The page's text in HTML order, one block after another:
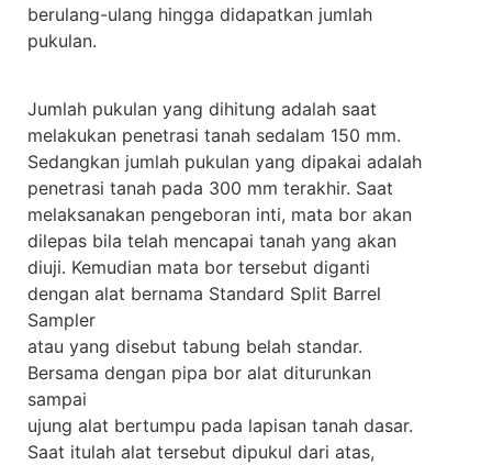
berulang-ulang hingga didapatkan jumlah
pukulan.
Jumlah pukulan yang dihitung adalah saat
melakukan penetrasi tanah sedalam 150 mm.
Sedangkan jumlah pukulan yang dipakai adalah
penetrasi tanah pada 300 mm terakhir. Saat
melaksanakan pengeboran inti, mata bor akan
dilepas bila telah mencapai tanah yang akan
diuji. Kemudian mata bor tersebut diganti
dengan alat bernama Standard Split Barrel
Sampler
atau yang disebut tabung belah standar.
Bersama dengan pipa bor alat diturunkan
sampai
ujung alat bertumpu pada lapisan tanah dasar.
Saat itulah alat tersebut dipukul dari atas,